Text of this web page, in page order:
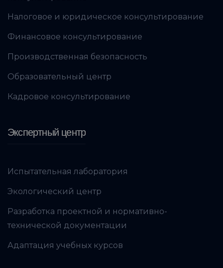
Налоговое и юридическое консультирование
Финансовое консультирование
Производственная безопасность
Образовательный центр
Кадровое консультирование
Экспертный центр
Испытательная лаборатория
Экологический центр
Разработка проектной и нормативно-
технической документации
Адаптация учебных курсов